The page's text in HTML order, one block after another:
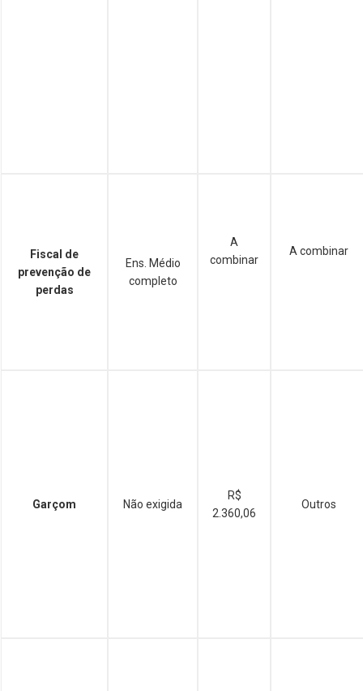
Fiscal de
prevenção de
perdas
Ens. Médio
completo
A
combinar
A combinar
Garçom Não exigida
R$
2.360,06
Outros